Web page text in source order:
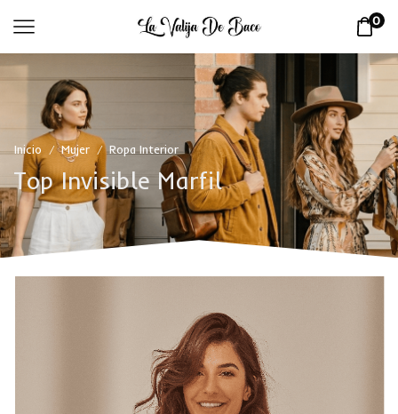
0
Inicio / Mujer / Ropa Interior
Top Invisible Marfil